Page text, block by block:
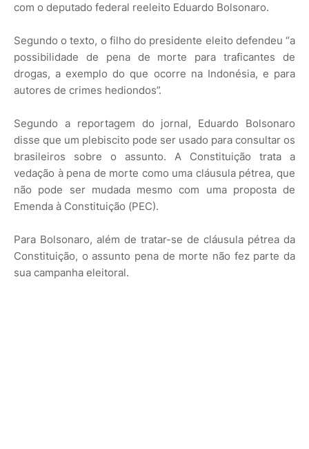
com o deputado federal reeleito Eduardo Bolsonaro.
Segundo o texto, o filho do presidente eleito defendeu “a
possibilidade de pena de morte para traficantes de
drogas, a exemplo do que ocorre na Indonésia, e para
autores de crimes hediondos”.
Segundo a reportagem do jornal, Eduardo Bolsonaro
disse que um plebiscito pode ser usado para consultar os
brasileiros sobre o assunto. A Constituição trata a
vedação à pena de morte como uma cláusula pétrea, que
não pode ser mudada mesmo com uma proposta de
Emenda à Constituição (PEC).
Para Bolsonaro, além de tratar-se de cláusula pétrea da
Constituição, o assunto pena de morte não fez parte da
sua campanha eleitoral.